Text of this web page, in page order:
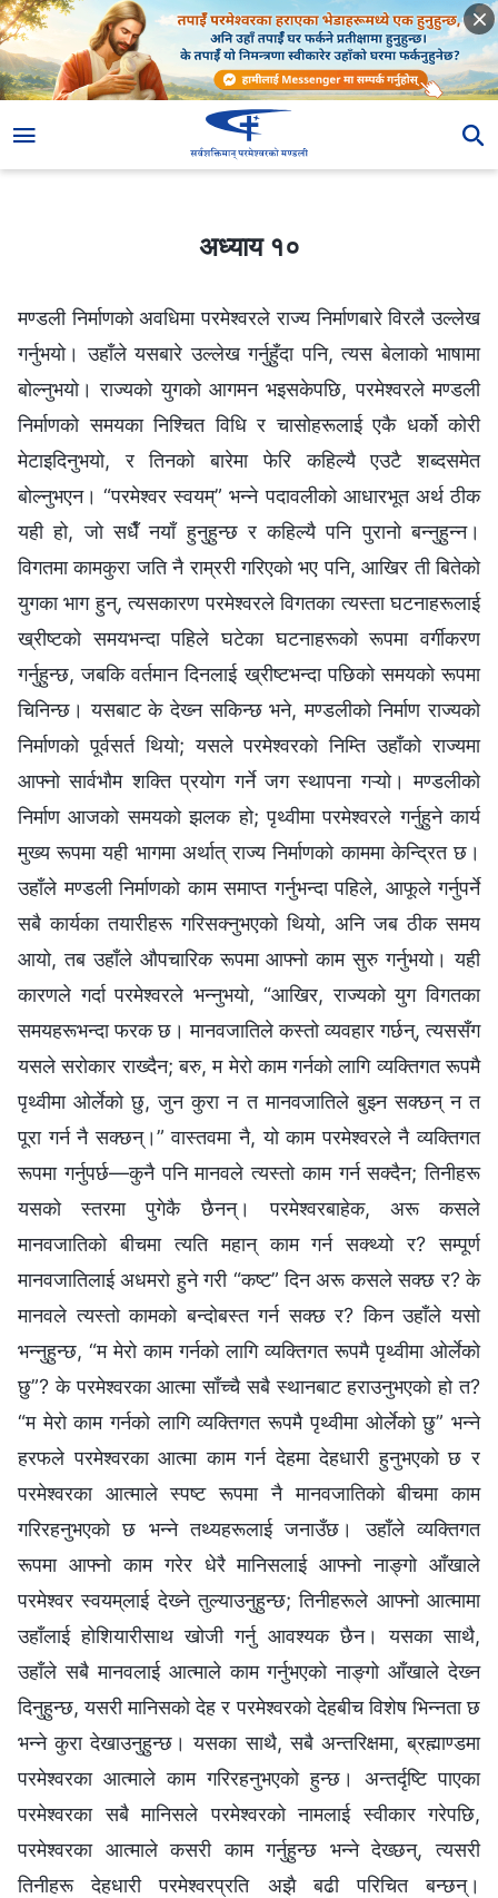
अध्याय १०
मण्डली निर्माणको अवधिमा परमेश्‍वरले राज्य निर्माणबारे विरलै उल्लेख
गर्नुभयो। उहाँले यसबारे उल्लेख गर्नुहुँदा पनि, त्यस बेलाको भाषामा
बोल्नुभयो। राज्यको युगको आगमन भइसकेपछि, परमेश्‍वरले मण्डली
निर्माणको समयका निश्‍चित विधि र चासोहरूलाई एकै धर्को कोरी
मेटाइदिनुभयो, र तिनको बारेमा फेरि कहिल्यै एउटै शब्दसमेत
बोल्नुभएन। “परमेश्‍वर स्‍वयम्” भन्‍ने पदावलीको आधारभूत अर्थ ठीक
यही हो, जो सधैँ नयाँ हुनुहुन्छ र कहिल्यै पनि पुरानो बन्‍नुहुन्‍न।
विगतमा कामकुरा जति नै राम्ररी गरिएको भए पनि, आखिर ती बितेको
युगका भाग हुन्, त्यसकारण परमेश्‍वरले विगतका त्यस्ता घटनाहरूलाई
ख्रीष्‍टको समयभन्दा पहिले घटेका घटनाहरूको रूपमा वर्गीकरण
गर्नुहुन्छ, जबकि वर्तमान दिनलाई ख्रीष्‍टभन्दा पछिको समयको रूपमा
चिनिन्छ। यसबाट के देख्‍न सकिन्छ भने, मण्डलीको निर्माण राज्यको
निर्माणको पूर्वसर्त थियो; यसले परमेश्‍वरको निम्ति उहाँको राज्यमा
आफ्‍नो सार्वभौम शक्ति प्रयोग गर्ने जग स्थापना गऱ्यो। मण्डलीको
निर्माण आजको समयको झलक हो; पृथ्वीमा परमेश्‍वरले गर्नुहुने कार्य
मुख्य रूपमा यही भागमा अर्थात् राज्य निर्माणको काममा केन्द्रित छ।
उहाँले मण्डली निर्माणको काम समाप्त गर्नुभन्दा पहिले, आफूले गर्नुपर्ने
सबै कार्यका तयारीहरू गरिसक्‍नुभएको थियो, अनि जब ठीक समय
आयो, तब उहाँले औपचारिक रूपमा आफ्‍नो काम सुरु गर्नुभयो। यही
कारणले गर्दा परमेश्‍वरले भन्‍नुभयो, “आखिर, राज्यको युग विगतका
समयहरूभन्दा फरक छ। मानवजातिले कस्तो व्यवहार गर्छन्, त्यससँग
यसले सरोकार राख्दैन; बरु, म मेरो काम गर्नको लागि व्यक्तिगत रूपमै
पृथ्वीमा ओर्लेको छु, जुन कुरा न त मानवजातिले बुझ्‍न सक्छन् न त
पूरा गर्न नै सक्छन्।” वास्तवमा नै, यो काम परमेश्‍वरले नै व्यक्तिगत
रूपमा गर्नुपर्छ—कुनै पनि मानवले त्यस्तो काम गर्न सक्दैन; तिनीहरू
यसको स्तरमा पुगेकै छैनन्। परमेश्‍वरबाहेक, अरू कसले
मानवजातिको बीचमा त्यति महान् काम गर्न सक्थ्यो र? सम्पूर्ण
मानवजातिलाई अधमरो हुने गरी “कष्ट” दिन अरू कसले सक्छ र? के
मानवले त्यस्तो कामको बन्दोबस्त गर्न सक्छ र? किन उहाँले यसो
भन्‍नुहुन्छ, “म मेरो काम गर्नको लागि व्यक्तिगत रूपमै पृथ्वीमा ओर्लेको
छु”? के परमेश्‍वरका आत्मा साँच्‍चै सबै स्थानबाट हराउनुभएको हो त?
“म मेरो काम गर्नको लागि व्यक्तिगत रूपमै पृथ्वीमा ओर्लेको छु” भन्‍ने
हरफले परमेश्‍वरका आत्मा काम गर्न देहमा देहधारी हुनुभएको छ र
परमेश्‍वरका आत्माले स्पष्ट रूपमा नै मानवजातिको बीचमा काम
गरिरहनुभएको छ भन्‍ने तथ्यहरूलाई जनाउँछ। उहाँले व्यक्तिगत
रूपमा आफ्नो काम गरेर धेरै मानिसलाई आफ्नो नाङ्गो आँखाले
परमेश्‍वर स्‍वयम्‌लाई देख्‍ने तुल्याउनुहुन्छ; तिनीहरूले आफ्‍नो आत्मामा
उहाँलाई होशियारीसाथ खोजी गर्नु आवश्यक छैन। यसका साथै,
उहाँले सबै मानवलाई आत्माले काम गर्नुभएको नाङ्गो आँखाले देख्‍न
दिनुहुन्छ, यसरी मानिसको देह र परमेश्‍वरको देहबीच विशेष भिन्‍नता छ
भन्‍ने कुरा देखाउनुहुन्छ। यसका साथै, सबै अन्तरिक्षमा, ब्रह्माण्डमा
परमेश्‍वरका आत्माले काम गरिरहनुभएको हुन्छ। अन्तर्दृष्टि पाएका
परमेश्‍वरका सबै मानिसले परमेश्‍वरको नामलाई स्वीकार गरेपछि,
परमेश्‍वरका आत्माले कसरी काम गर्नुहुन्छ भन्‍ने देख्छन्, त्यसरी
तिनीहरू देहधारी परमेश्‍वरप्रति अझै बढी परिचित बन्छन्।